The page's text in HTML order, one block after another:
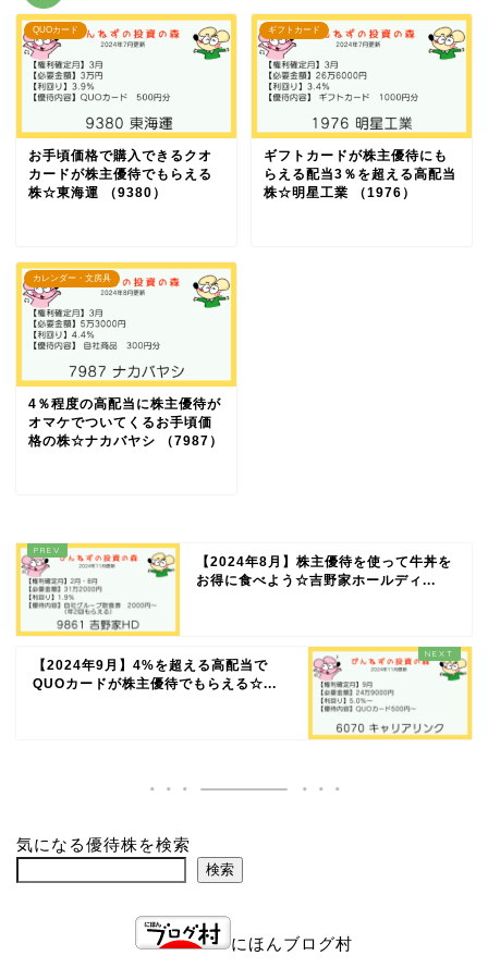
QUOカード
お手頃価格で購入できるクオ
カードが株主優待でもらえる
株☆東海運 （9380）
ギフトカード
ギフトカードが株主優待にも
らえる配当3％を超える高配当
株☆明星工業 （1976）
カレンダー・文房具
4％程度の高配当に株主優待が
オマケでついてくるお手頃価
格の株☆ナカバヤシ （7987）
【2024年8月】株主優待を使って牛丼を
お得に食べよう☆吉野家ホールディ...
【2024年9月】4%を超える高配当で
QUOカードが株主優待でもらえる☆...
気になる優待株を検索
検索
にほんブログ村